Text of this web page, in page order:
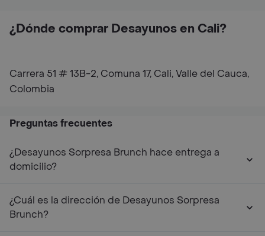
¿Dónde comprar Desayunos en Cali?
Carrera 51 # 13B-2, Comuna 17, Cali, Valle del Cauca,
Colombia
Preguntas frecuentes
¿Desayunos Sorpresa Brunch hace entrega a
domicilio?
¿Cuál es la dirección de Desayunos Sorpresa
Brunch?